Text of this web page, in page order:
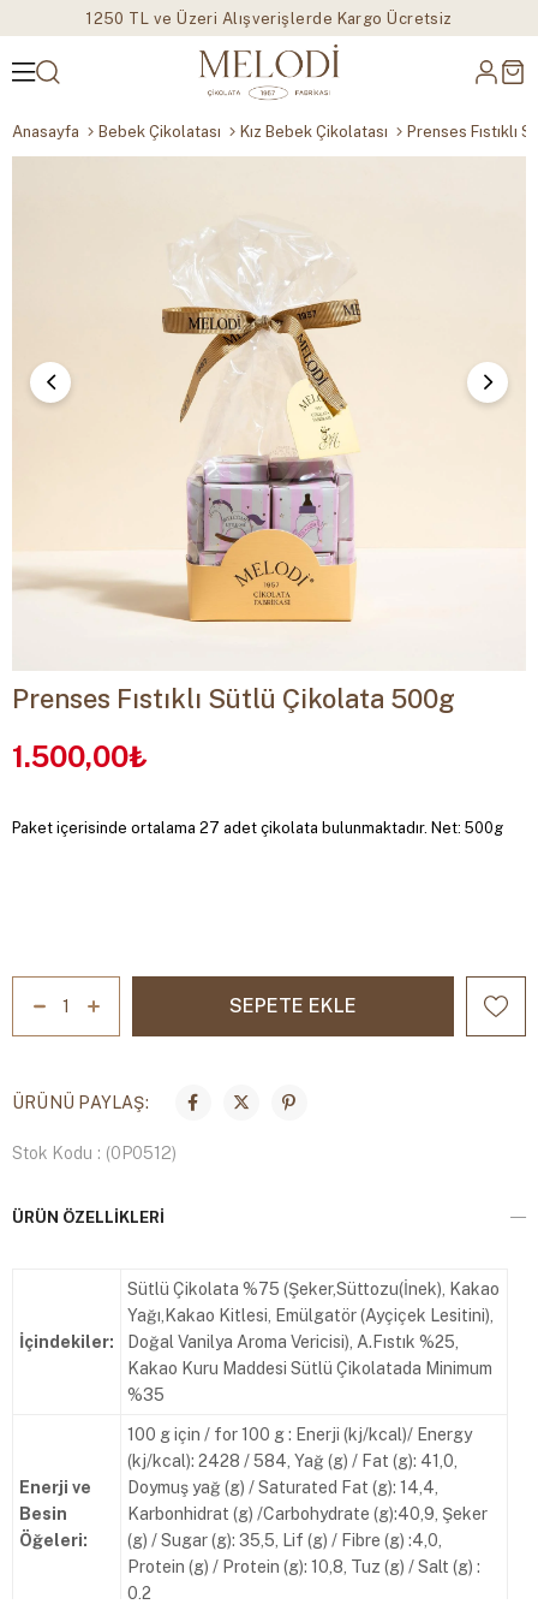
1250 TL ve Üzeri Alışverişlerde Kargo Ücretsiz
Anasayfa Bebek Çikolatası Kız Bebek Çikolatası Prenses Fıstıklı
Prenses Fıstıklı Sütlü Çikolata 500g
1.500,00₺
Paket içerisinde ortalama 27 adet çikolata bulunmaktadır. Net: 500g
ÜRÜNÜ PAYLAŞ:
Stok Kodu (0P0512)
ÜRÜN ÖZELLIKLERI
İçindekiler:
Sütlü Çikolata %75 (Şeker,Süttozu(İnek), Kakao
Yağı,Kakao Kitlesi, Emülgatör (Ayçiçek Lesitini),
Doğal Vanilya Aroma Vericisi), A.Fıstık %25,
Kakao Kuru Maddesi Sütlü Çikolatada Minimum
%35
Enerji ve
Besin
Öğeleri:
100 g için / for 100 g : Enerji (kj/kcal)/ Energy
(kj/kcal): 2428 / 584, Yağ (g) / Fat (g): 41,0,
Doymuş yağ (g) / Saturated Fat (g): 14,4,
Karbonhidrat (g) /Carbohydrate (g):40,9, Şeker
(g) / Sugar (g): 35,5, Lif (g) / Fibre (g) :4,0,
Protein (g) / Protein (g): 10,8, Tuz (g) / Salt (g) :
0,2